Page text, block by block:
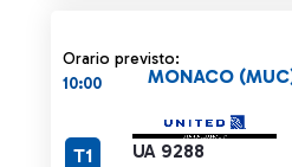
Orario previsto:
10:00
UA 9288
MONACO
T1